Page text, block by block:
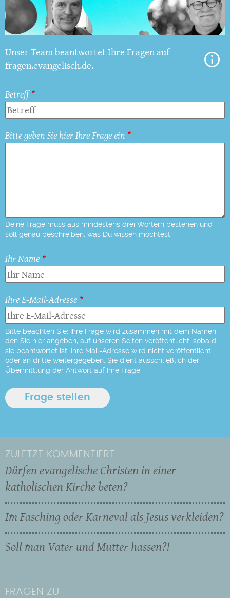
Unser Team beantwortet Ihre Fragen auf
fragen.evangelisch.de.
Betreff
Bitte geben Sie hier Ihre Frage ein
Deine Frage muss aus mindestens drei Wörtern bestehen und
soll genau beschreiben, was Du wissen möchtest.
Ihr Name
Ihre E-Mail-Adresse
Bitte beachten Sie: Ihre Frage wird zusammen mit dem Namen,
den Sie hier angeben, auf unseren Seiten veröffentlicht, sobald
sie beantwortet ist. Ihre Mail-Adresse wird nicht veröffentlicht
oder an dritte weitergegeben. Sie dient ausschließlich der
Übermittlung der Antwort auf Ihre Frage.
ZULETZT KOMMENTIERT
Dürfen evangelische Christen in einer
katholischen Kirche beten?
Im Fasching oder Karneval als Jesus verkleiden?
Soll man Vater und Mutter hassen?!
FRAGEN ZU